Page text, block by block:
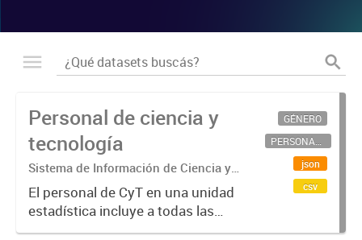
Personal de ciencia y
tecnología
Sistema de Información de Ciencia y
Tecnología Argentino (SICYTAR)
El personal de CyT en una unidad
estadística incluye a todas las
personas involucradas
GÉNERO
PERSONAL CIENTÍFICO-TECNOLÓGICO
json
csv